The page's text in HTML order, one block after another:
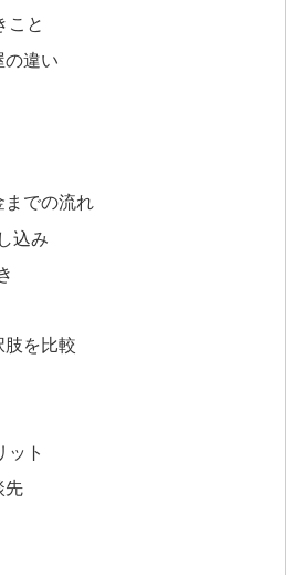
こと
の違い
までの流れ
込み
肢を比較
ット
先